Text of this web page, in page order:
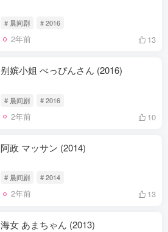
# 晨间剧 # 2016
2年前 13
别嫔小姐 べっぴんさん (2016)
# 晨间剧 # 2016
2年前 10
阿政 マッサン (2014)
# 晨间剧 # 2014
2年前 13
海女 あまちゃん (2013)